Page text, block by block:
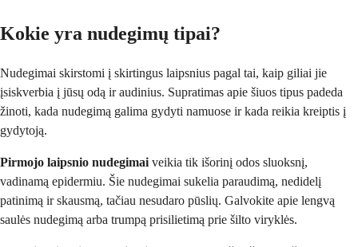
Kokie yra nudegimų tipai?
Nudegimai skirstomi į skirtingus laipsnius pagal tai, kaip giliai jie
įsiskverbia į jūsų odą ir audinius. Supratimas apie šiuos tipus padeda
žinoti, kada nudegimą galima gydyti namuose ir kada reikia kreiptis į
gydytoją.
Pirmojo laipsnio nudegimai veikia tik išorinį odos sluoksnį,
vadinamą epidermiu. Šie nudegimai sukelia paraudimą, nedidelį
patinimą ir skausmą, tačiau nesudaro pūslių. Galvokite apie lengvą
saulės nudegimą arba trumpą prisilietimą prie šilto viryklės.